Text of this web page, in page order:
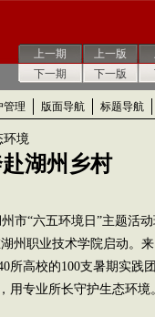
上一期
下一期
上一版
下一版
管理 版面导航 标题导航
环境
湖州乡村
“六五环境日”主题活动
州职业技术学院启动。
高校的100支暑期实践
专业所长守护生态环境